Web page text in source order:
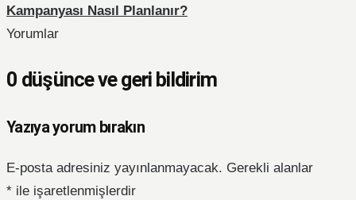
Kampanyası Nasıl Planlanır?
Yorumlar
0 düşünce ve geri bildirim
Yazıya yorum bırakın
E-posta adresiniz yayınlanmayacak. Gerekli alanlar
* ile işaretlenmişlerdir